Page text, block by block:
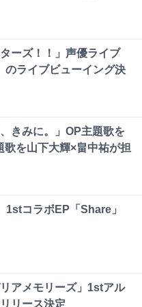
ーズ！！」声優ライブ
のライブビューイング決
きみに。」OP主題歌を
歌を山下大輝×畠中祐が担
1stコラボEP「Share」
アメモリーズ」1stアル
リース決定